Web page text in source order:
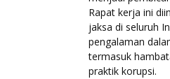
Rapat kerja ini
jaksa di seluruh
pengalaman
termasuk
praktik korupsi.